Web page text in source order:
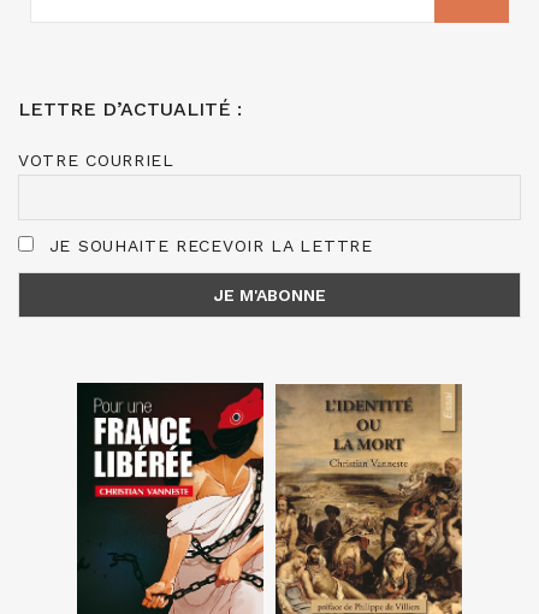
LETTRE D’ACTUALITÉ :
VOTRE COURRIEL
JE SOUHAITE RECEVOIR LA LETTRE